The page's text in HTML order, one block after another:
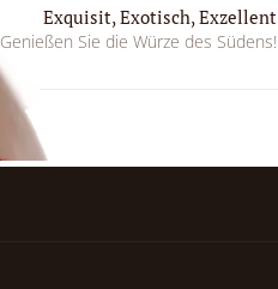
Exquisit, Exotisch, Exzellent
Genießen Sie die Würze des Südens!